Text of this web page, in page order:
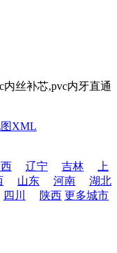
XML
辽宁 吉林
上
山东 河南
湖北
四川 陕西 更多城市